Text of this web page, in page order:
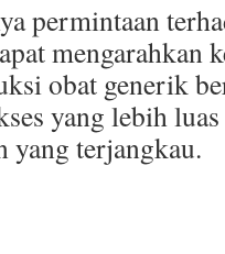
permintaan
mengarahkan
obat generik
yang lebih
yang terjangkau.